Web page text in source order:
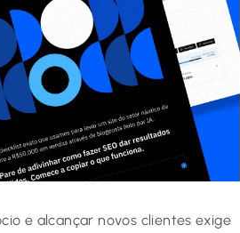
e alcançar novos clientes exige